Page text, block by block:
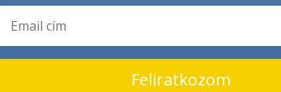
Feliratkozom